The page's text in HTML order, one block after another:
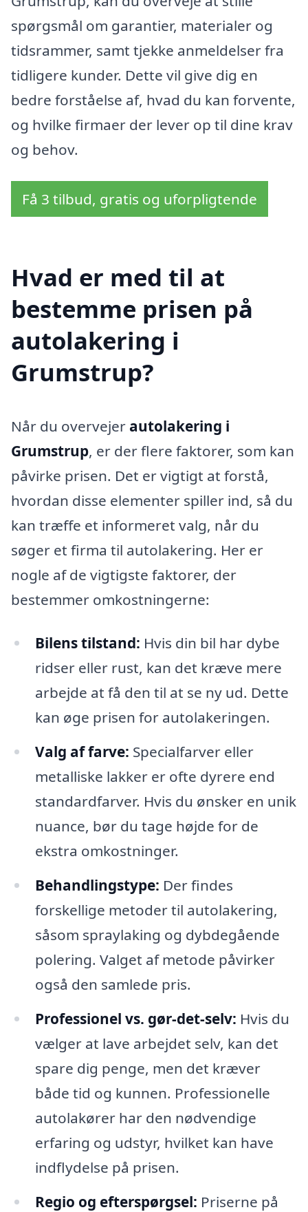
spørgsmål om garantier, materialer og
tidsrammer, samt tjekke anmeldelser fra
tidligere kunder. Dette vil give dig en
bedre forståelse af, hvad du kan forvente,
og hvilke firmaer der lever op til dine krav
og behov.
Få 3 tilbud, gratis og uforpligtende
Hvad er med til at
bestemme prisen på
autolakering i
Grumstrup?
Når du overvejer autolakering i
Grumstrup, er der flere faktorer, som kan
påvirke prisen. Det er vigtigt at forstå,
hvordan disse elementer spiller ind, så du
kan træffe et informeret valg, når du
søger et firma til autolakering. Her er
nogle af de vigtigste faktorer, der
bestemmer omkostningerne:
Bilens tilstand: Hvis din bil har dybe
ridser eller rust, kan det kræve mere
arbejde at få den til at se ny ud. Dette
kan øge prisen for autolakeringen.
Valg af farve: Specialfarver eller
metalliske lakker er ofte dyrere end
standardfarver. Hvis du ønsker en unik
nuance, bør du tage højde for de
ekstra omkostninger.
Behandlingstype: Der findes
forskellige metoder til autolakering,
såsom spraylaking og dybdegående
polering. Valget af metode påvirker
også den samlede pris.
Professionel vs. gør-det-selv: Hvis du
vælger at lave arbejdet selv, kan det
spare dig penge, men det kræver
både tid og kunnen. Professionelle
autolakører har den nødvendige
erfaring og udstyr, hvilket kan have
indflydelse på prisen.
Regio og efterspørgsel: Priserne på